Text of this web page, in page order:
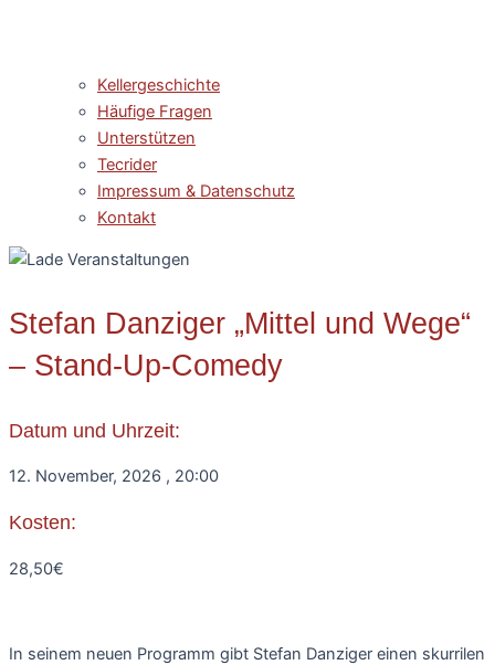
Kellergeschichte
Häufige Fragen
Unterstützen
Tecrider
Impressum & Datenschutz
Kontakt
Stefan Danziger „Mittel und Wege“
– Stand-Up-Comedy
Datum und Uhrzeit:
12. November, 2026 , 20:00
Kosten:
28,50€
In seinem neuen Programm gibt Stefan Danziger einen skurrilen